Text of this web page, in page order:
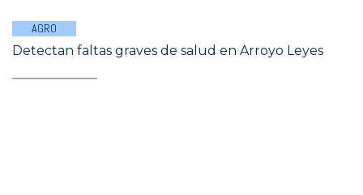
AGRO
Detectan faltas graves de salud en Arroyo Leyes